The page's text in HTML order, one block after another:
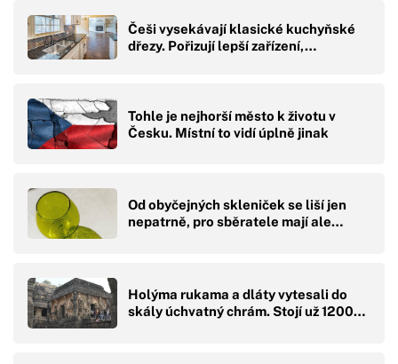
Češi vysekávají klasické kuchyňské
dřezy. Pořizují lepší zařízení,…
Tohle je nejhorší město k životu v
Česku. Místní to vidí úplně jinak
Od obyčejných skleniček se liší jen
nepatrně, pro sběratele mají ale…
Holýma rukama a dláty vytesali do
skály úchvatný chrám. Stojí už 1200…